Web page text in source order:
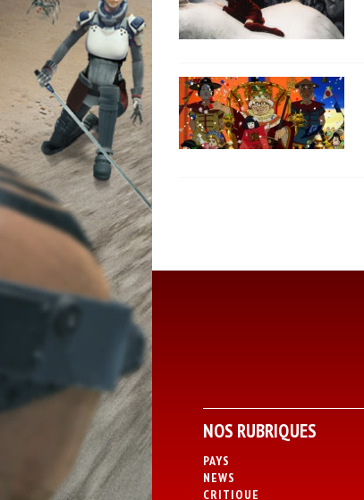
NOS RUBRIQUES
PAYS
NEWS
CRITIQUE